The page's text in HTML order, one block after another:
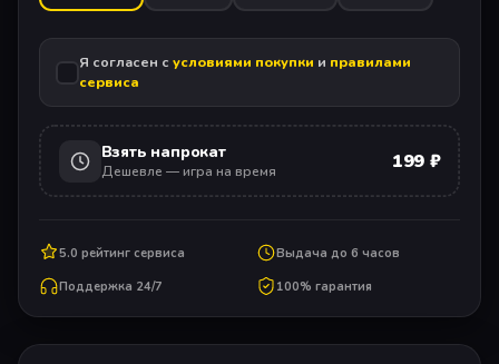
Я согласен с условиями покупки и правилами
сервиса
Взять напрокат
Дешевле — игра на время 199 ₽
5.0 рейтинг сервиса
Выдача до 6 часов
Поддержка 24/7
100% гарантия